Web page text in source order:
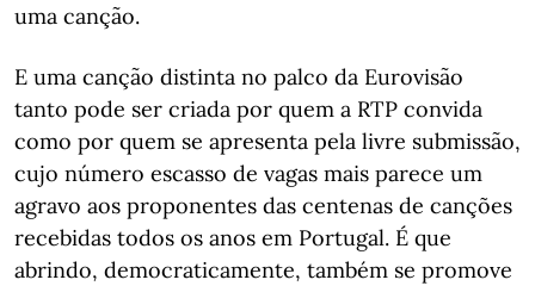
uma canção.
E uma canção distinta no palco da Eurovisão
tanto pode ser criada por quem a RTP convida
como por quem se apresenta pela livre submissão,
cujo número escasso de vagas mais parece um
agravo aos proponentes das centenas de canções
recebidas todos os anos em Portugal. É que
abrindo, democraticamente, também se promove